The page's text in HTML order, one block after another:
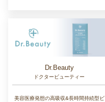
Dr.Beauty
ドクタービューティー
美容医療発想の高吸収&長時間持続型ビ